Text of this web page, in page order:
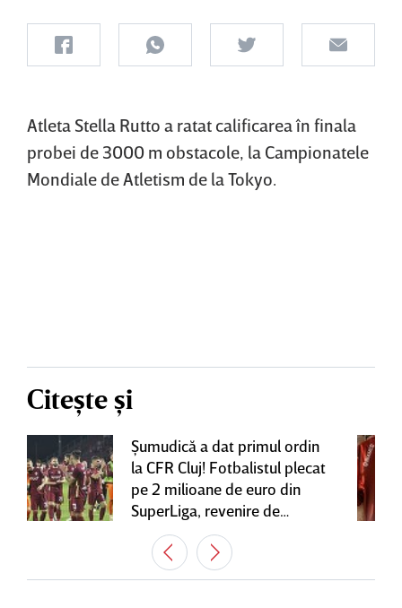
Atleta Stella Rutto a ratat calificarea în finala
probei de 3000 m obstacole, la Campionatele
Mondiale de Atletism de la Tokyo.
Citește și
Şumudică a dat primul ordin
la CFR Cluj! Fotbalistul plecat
pe 2 milioane de euro din
SuperLiga, revenire de
senzaţie în Gruia